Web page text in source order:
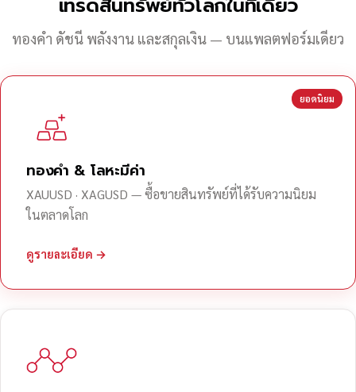
ทองคำ ดัชนี พลังงาน และสกุลเงิน — บนแพลตฟอร์มเดียว
ยอดนิยม
ทองคำ & โลหะมีค่า
XAUUSD · XAGUSD — ซื้อขายสินทรัพย์ที่ได้รับความนิยม
ในตลาดโลก
ดูรายละเอียด →